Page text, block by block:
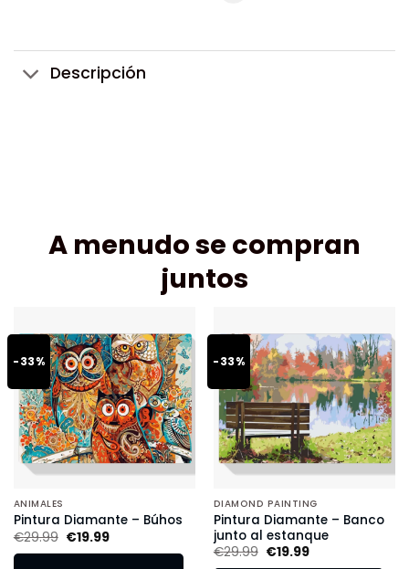
Descripción
A menudo se compran
juntos
-33%
ANIMALES
Pintura Diamante – Búhos
€29.99 €19.99
-33%
DIAMOND PAINTING
Pintura Diamante – Banco
junto al estanque
€29.99 €19.99